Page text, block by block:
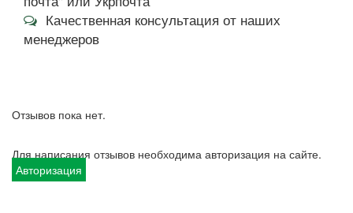
Качественная консультация от наших
менеджеров
Отзывов пока нет.
Для написания отзывов необходима авторизация на сайте.
Авторизация